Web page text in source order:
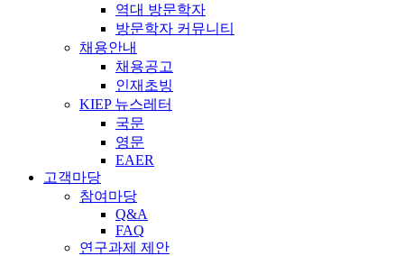
역대 방문학자
방문학자 커뮤니티
채용안내
채용공고
인재초빙
KIEP 뉴스레터
국문
영문
EAER
고객마당
참여마당
Q&A
FAQ
연구과제 제안